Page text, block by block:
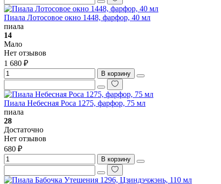
Пиала Лотосовое окно 1448, фарфор, 40 мл
пиала
14
Мало
Нет отзывов
1 680 ₽
В корзину
Пиала Небесная Роса 1275, фарфор, 75 мл
пиала
28
Достаточно
Нет отзывов
680 ₽
В корзину